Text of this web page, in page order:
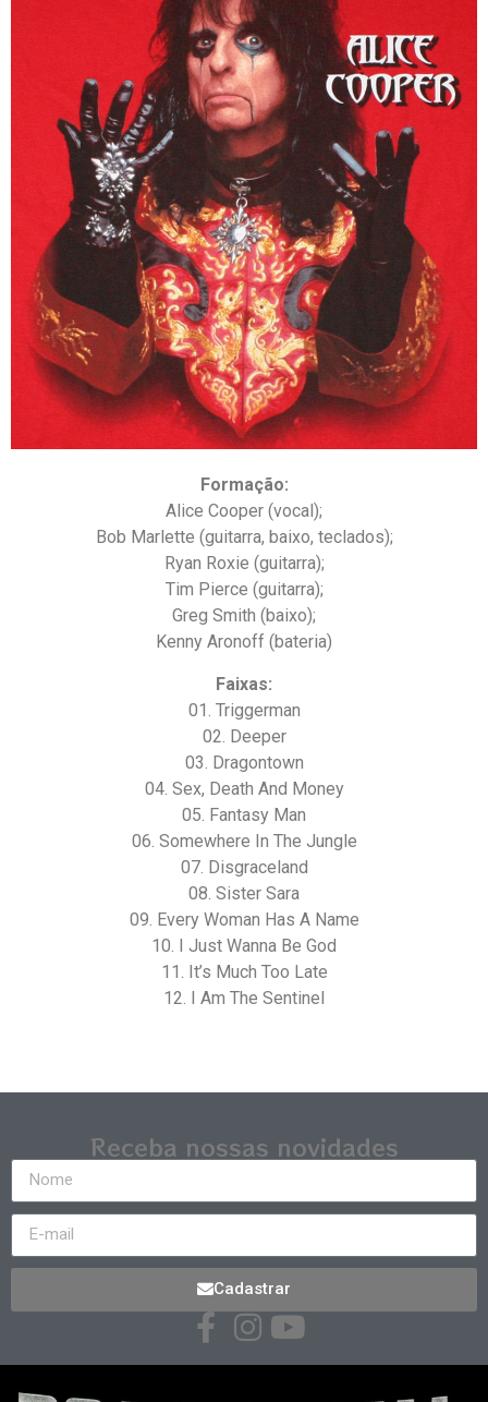
Formação:
Alice Cooper (vocal);
Bob Marlette (guitarra, baixo, teclados);
Ryan Roxie (guitarra);
Tim Pierce (guitarra);
Greg Smith (baixo);
Kenny Aronoff (bateria)
Faixas:
01. Triggerman
02. Deeper
03. Dragontown
04. Sex, Death And Money
05. Fantasy Man
06. Somewhere In The Jungle
07. Disgraceland
08. Sister Sara
09. Every Woman Has A Name
10. I Just Wanna Be God
11. It’s Much Too Late
12. I Am The Sentinel
Receba nossas novidades
Cadastrar